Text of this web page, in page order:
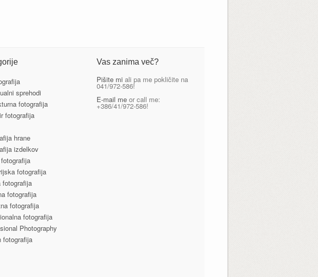
sprehodi
fotografija
fotografija
hrane
izdelkov
fotografija
fotografija
fotografija
fotografija
fotografija
Photography
fotografija
Vas zanima več?
Pišite mi ali pa me pokličite na
041/972-586!
E-mail meor call me:
+386/41/972-586!